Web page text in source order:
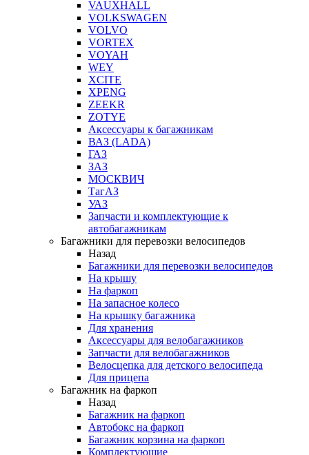
VAUXHALL
VOLKSWAGEN
VOLVO
VORTEX
VOYAH
WEY
XCITE
XPENG
ZEEKR
ZOTYE
Аксессуары к багажникам
ВАЗ (LADA)
ГАЗ
ЗАЗ
МОСКВИЧ
ТагАЗ
УАЗ
Запчасти и комплектующие к
автобагажникам
Багажники для перевозки велосипедов
Назад
Багажники для перевозки велосипедов
На крышу
На фаркоп
На запасное колесо
На крышку багажника
Для хранения
Аксессуары для велобагажников
Запчасти для велобагажников
Велосцепка для детского велосипеда
Для прицепа
Багажник на фаркоп
Назад
Багажник на фаркоп
Автобокс на фаркоп
Багажник корзина на фаркоп
Комплектующие